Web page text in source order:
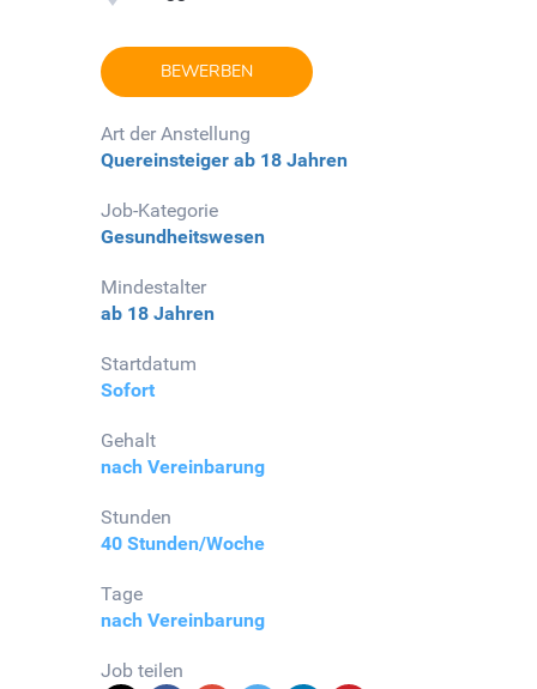
BEWERBEN
Art der Anstellung
Quereinsteiger ab 18 Jahren
Job-Kategorie
Gesundheitswesen
Mindestalter
ab 18 Jahren
Startdatum
Sofort
Gehalt
nach Vereinbarung
Stunden
40 Stunden/Woche
Tage
nach Vereinbarung
Job teilen